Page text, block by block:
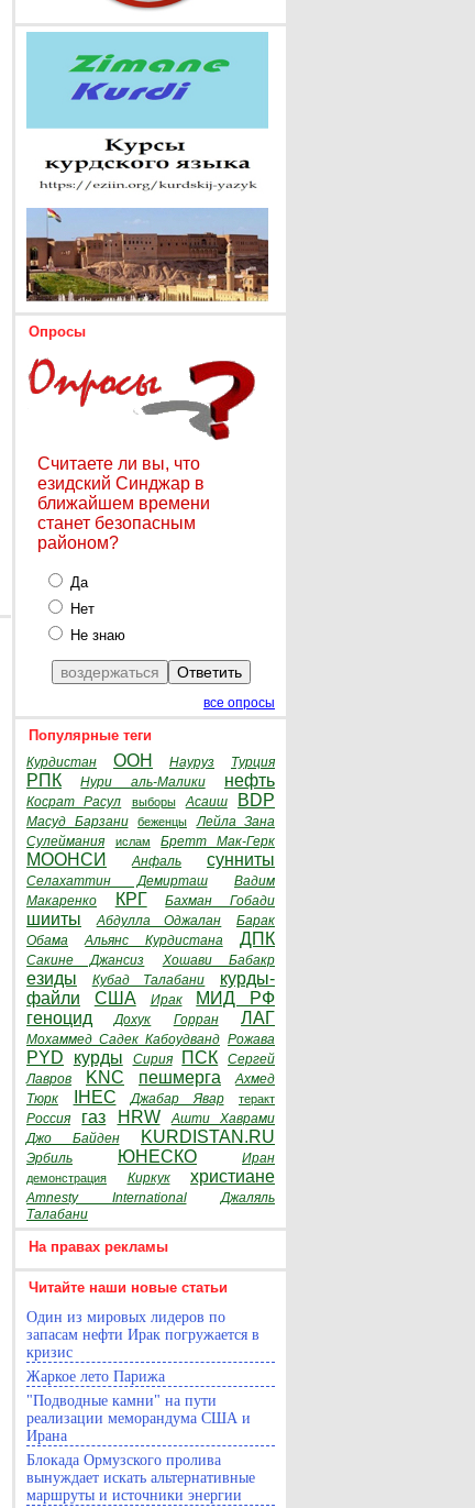
Опросы
Считаете ли вы, что
езидский Синджар в
ближайшем времени
станет безопасным
районом?
Да
Нет
Не знаю
все опросы
Популярные теги
Курдистан ООН Науруз Турция
РПК Нури аль-Малики нефть
Косрат Расул выборы Асаиш BDP
Масуд Барзани беженцы
Лейла Зана
Сулеймания
ислам Бретт Мак-Герк
МООНСИ Анфаль сунниты
Селахаттин Демирташ
Вадим
Макаренко
КРГ Бахман Гобади
шииты Абдулла Оджалан
Барак
Обама
Альянс Курдистана ДПК
Сакине Джансиз Хошави Бабакр
езиды Кубад Талабани
курды-
файли
США Ирак
МИД РФ
геноцид
Дохук Горран ЛАГ
Мохаммед Садек Кабоудванд Рожава
PYD курды Сирия ПСК
Сергей
Лавров
KNC пешмерга
Ахмед
Тюрк
IHEC Джабар Явар теракт
Россия газ HRW
Ашти Хаврами
Джо Байден
KURDISTAN.RU
Эрбиль ЮНЕСКО Иран
демонстрация Киркук христиане
Amnesty International
Джаляль
Талабани
На правах рекламы
Читайте наши новые статьи
Один из мировых лидеров по
запасам нефти Ирак погружается в
кризис
Жаркое лето Парижа
"Подводные камни" на пути
реализации меморандума США и
Ирана
Блокада Ормузского пролива
вынуждает искать альтернативные
маршруты и источники энергии